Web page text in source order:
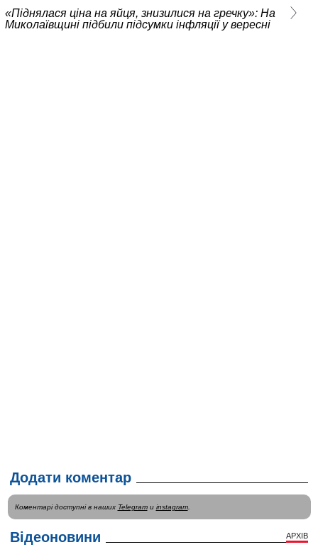
«Піднялася ціна на яйця, знизилися на гречку»: На
Миколаївщині підбили підсумки інфляції у вересні
Додати коментар
Коментарі доступні в наших Telegramи instagram.
Відеоновини АРХІВ